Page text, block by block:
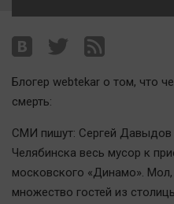
Курилка
Поиск
Архив
Общество
Политика
Экономика
Блогер webtekar о том, что
смерть:
СМИ пишут: Сергей Давыдов
Челябинска весь мусор к
московского «Динамо».
множество гостей из